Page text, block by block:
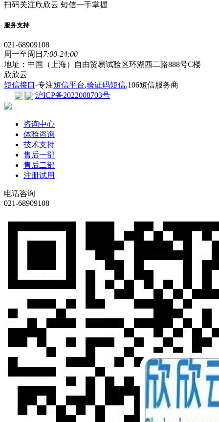
扫码关注欣欣云 短信一手掌握
服务支持
021-68909108
周一至周日 7:00-24:00
地址：中国（上海）自由贸易试验区环湖西二路888号C楼
欣欣云
短信接口-专注短信平台,验证码短信,106短信服务商
沪ICP备2022008703号
咨询中心
体验咨询
技术支持
售后一部
售后二部
注册试用
电话咨询
021-68909108